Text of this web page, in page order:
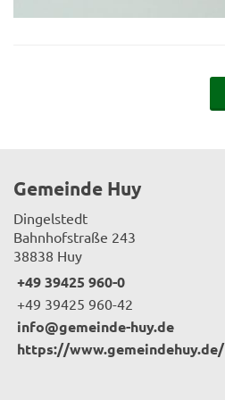
Gemeinde Huy
Dingelstedt
Bahnhofstraße 243
38838 Huy
+49 39425 960-0
+49 39425 960-42
info@gemeinde-huy.de
https://www.gemeindehuy.de/